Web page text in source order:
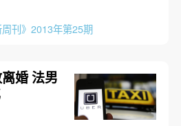
周刊》2013年第25期
婚 法男